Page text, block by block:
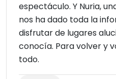
espectáculo. Y Nuria,
nos ha dado toda la
disfrutar de lugares
conocía. Para volver y
todo.